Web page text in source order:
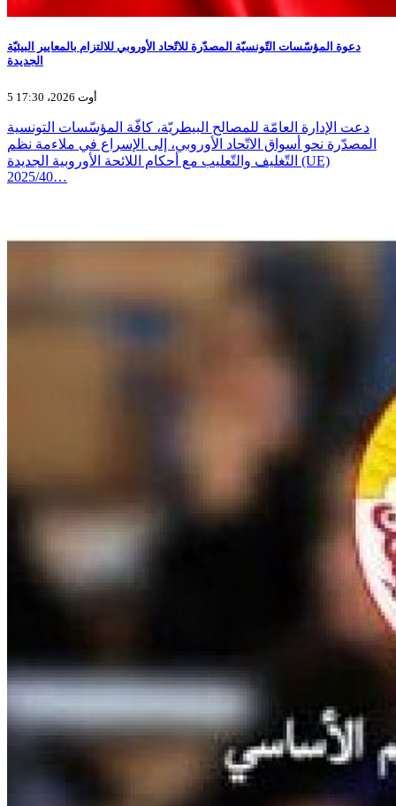
دعوة المؤسّسات التّونسيّة المصدّرة للاتّحاد الأوروبي للالتزام بالمعايير البيئيّة
الجديدة
5 أوت 2026، 17:30
دعت الإدارة العامّة للمصالح البيطريّة، كافّة المؤسّسات التونسية
المصدّرة نحو أسواق الاتّحاد الأوروبي، إلى الإسراع في ملاءمة نظم
التّغليف والتّعليب مع أحكام اللائحة الأوروبية الجديدة (UE)
2025/40…